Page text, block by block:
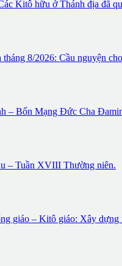
Kitô hữu ở Thánh địa đã
8/2026: Cầu nguyện
– Bổn Mạng Đức Cha
– Tuần XVIII Thường niên.
giáo – Kitô giáo: Xây dựng